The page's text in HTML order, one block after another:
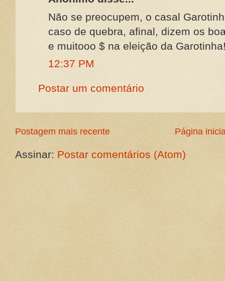
Não se preocupem, o casal
caso de quebra, afinal, dizem os
e muitooo $ na eleição da
12:37 PM
Postar um comentário
Postagem mais recente Página
Assinar: Postar comentários (Atom)